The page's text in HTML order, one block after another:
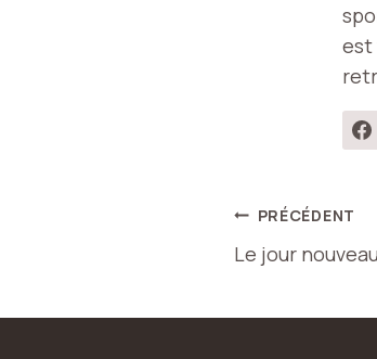
est
Navigation
de
l’article
PRÉCÉDENT
Le jour nouveau